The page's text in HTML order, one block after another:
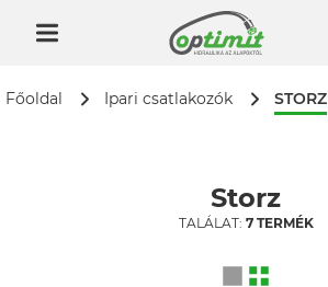
Főoldal Ipari csatlakozók STORZ
Storz
TALÁLAT: 7 TERMÉK